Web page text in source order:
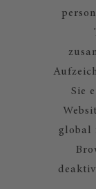
Sie
global